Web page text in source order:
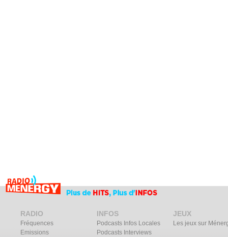
RADIO
Fréquences
Emissions
INFOS
Podcasts Infos Locales
Podcasts Interviews
JEUX
Les jeux sur